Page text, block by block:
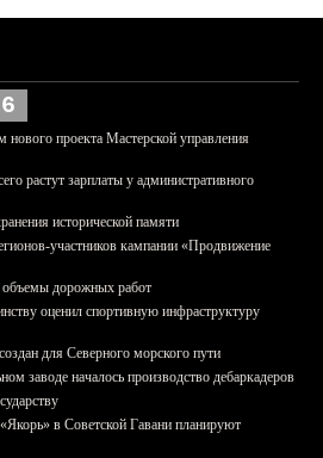
проекта Мастерской управления
растут зарплаты у административного
исторической памяти
участников кампании «Продвижение
дорожных работ
оценил спортивную инфраструктуру
для Северного морского пути
заводе началось производство дебаркадеров
в Советской Гавани планируют